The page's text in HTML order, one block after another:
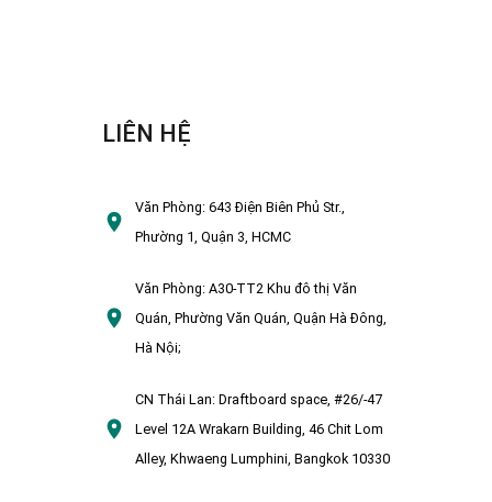
LIÊN HỆ
Văn Phòng:643 Điện Biên Phủ Str.,
Phường 1, Quận 3, HCMC
Văn Phòng:A30-TT2 Khu đô thị Văn
Quán, Phường Văn Quán, Quận Hà Đông,
Hà Nội;
CN Thái Lan: Draftboard space, #26/-47
Level 12A Wrakarn Building, 46 Chit Lom
Alley, Khwaeng Lumphini, Bangkok 10330